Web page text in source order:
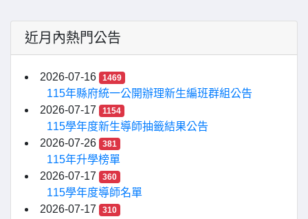
近月內熱門公告
2026-07-16 1469
115年縣府統一公開辦理新生編班群組公告
2026-07-17
1154
115學年度新生導師抽籤結果公告
2026-07-26
381
115年升學榜單
2026-07-17
360
115學年度導師名單
2026-07-17
310